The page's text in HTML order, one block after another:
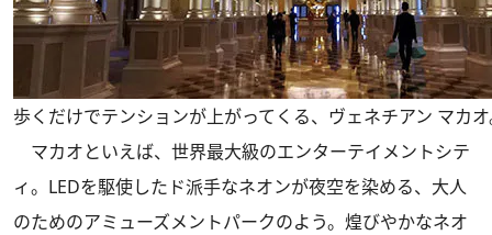
歩くだけでテンションが上がってくる、ヴェネチアン マカ
マカオといえば、世界最大級のエンターテイメントシテ
ィ。LEDを駆使したド派手なネオンが夜空を染める、大人
のためのアミューズメントパークのよう。煌びやかなネオ